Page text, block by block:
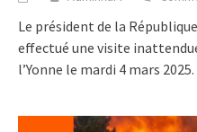
Le président de la
effectué une visite
l’Yonne le mardi 4 mars 2025.